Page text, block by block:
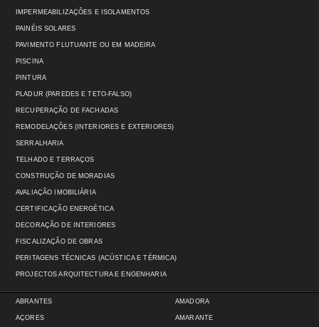
IMPERMEABILIZAÇÕES E ISOLAMENTOS
PAINÉIS SOLARES
PAVIMENTO FLUTUANTE OU EM MADEIRA
PISCINA
PINTURA
PLADUR (PAREDES E TETO-FALSO)
RECUPERAÇÃO DE FACHADAS
REMODELAÇÕES (INTERIORES E EXTERIORES)
SERRALHARIA
TELHADO E TERRAÇOS
CONSTRUÇÃO DE MORADIAS
AVALIAÇÃO IMOBILIÁRIA
CERTIFICAÇÃO ENERGÉTICA
DECORAÇÃO DE INTERIORES
FISCALIZAÇÃO DE OBRAS
PERITAGENS TÉCNICAS (ACÚSTICA E TÉRMICA)
PROJECTOS ARQUITECTURA E ENGENHARIA
ABRANTES
AÇORES
AMADORA
AMARANTE